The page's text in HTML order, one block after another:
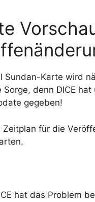
Sundan-Karte wird
denn DICE hat
gegeben!
für die
hat das Problem